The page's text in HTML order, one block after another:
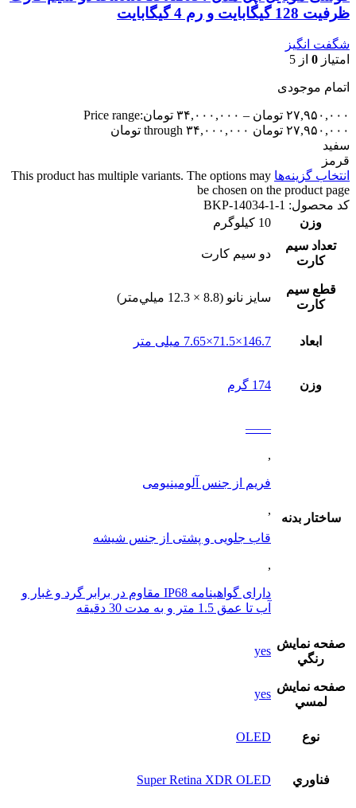
ظرفیت 128 گیگابایت و رم 4 گیگابایت
شگفت انگیز
امتیاز 0 از 5
اتمام موجودی
۲۷,۹۵۰,۰۰۰ تومان – ۳۴,۰۰۰,۰۰۰ تومانPrice range:
۲۷,۹۵۰,۰۰۰ تومان through ۳۴,۰۰۰,۰۰۰ تومان
سفید
قرمز
انتخاب گزینه‌ها This product has multiple variants. The options may
be chosen on the product page
کد محصول: BKP-14034-1-1
وزن
10 کیلوگرم
تعداد سيم
کارت
دو سيم کارت
قطع سيم
کارت
سايز نانو (8.8 × 12.3 ميلي‌متر)
ابعاد 146.7×71.5×7.65 میلی متر
وزن 174 گرم
ساختار بدنه
——
,
فریم از جنس آلومینیومی
,
قاب جلویی و پشتی از جنس شیشه
,
دارای گواهینامه IP68 مقاوم در برابر گرد و غبار و
آب تا عمق 1.5 متر و به مدت 30 دقیقه
صفحه نمايش
رنگي
yes
صفحه نمايش
لمسي
yes
نوع OLED
فناوري Super Retina XDR OLED